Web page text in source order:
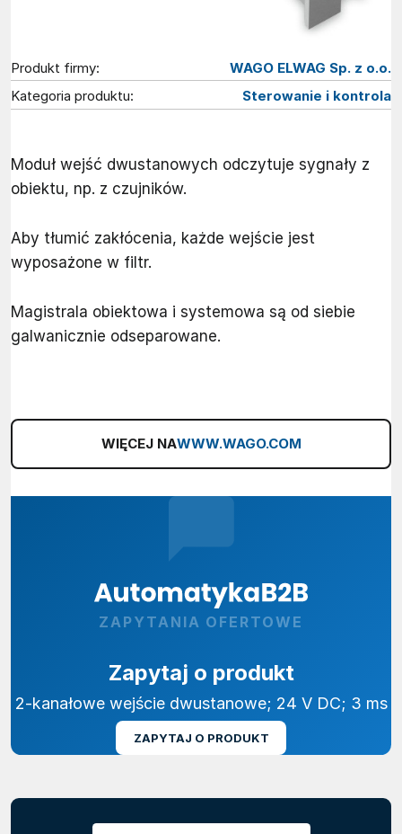
Produkt firmy:
WAGO ELWAG Sp. z o.o.
Kategoria produktu:
Sterowanie i kontrola
Moduł wejść dwustanowych odczytuje sygnały z
obiektu, np. z czujników.
Aby tłumić zakłócenia, każde wejście jest
wyposażone w filtr.
Magistrala obiektowa i systemowa są od siebie
galwanicznie odseparowane.
WIĘCEJ NAWWW.WAGO.COM
ZAPYTANIA OFERTOWE
Zapytaj o produkt
2-kanałowe wejście dwustanowe; 24 V DC; 3 ms
ZAPYTAJ O PRODUKT